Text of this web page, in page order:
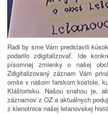
Radi by sme Vám predstavili
podarilo zdigitalizovať. Ide
písomnej zmienky o našej
Zdigitalizovaný záznam Vám
omše v našom farskom kostole,
Kláštorisku. Našou snahou je,
záznamov z OZ a aktuálnych
z klenotnice našej letanovskej